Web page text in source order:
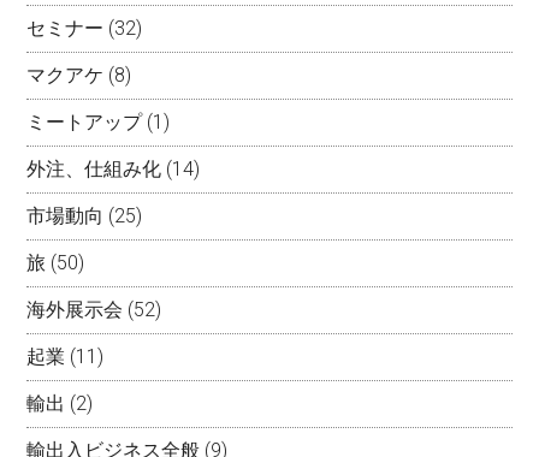
セミナー (32)
マクアケ (8)
ミートアップ(1)
外注、仕組み化 (14)
市場動向 (25)
旅 (50)
海外展示会 (52)
起業 (11)
輸出 (2)
輸出入ビジネス全般 (9)